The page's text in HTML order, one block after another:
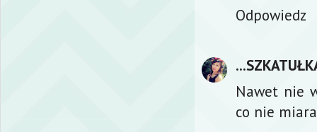
Odpowiedz
Nawet nie
co nie